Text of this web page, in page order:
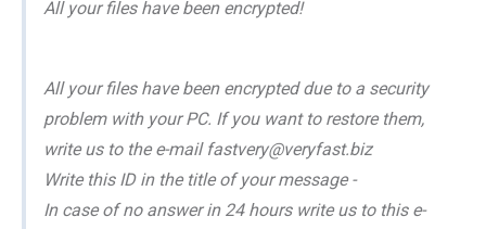
All your files have been encrypted!
All your files have been encrypted due to a security
problem with your PC. If you want to restore them,
write us to the e-mail fastvery@veryfast.biz
Write this ID in the title of your message -
In case of no answer in 24 hours write us to this e-